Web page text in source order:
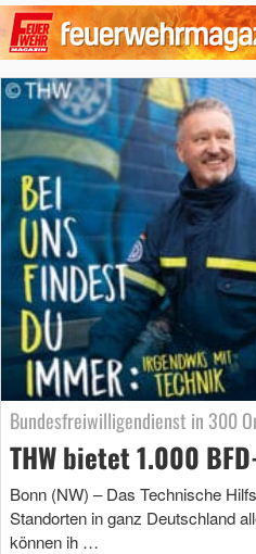
Bundesfreiwilligendienst in 300
THW bietet 1.000
Bonn (NW) – Das Technische
Standorten in ganz Deutschland
können ih …